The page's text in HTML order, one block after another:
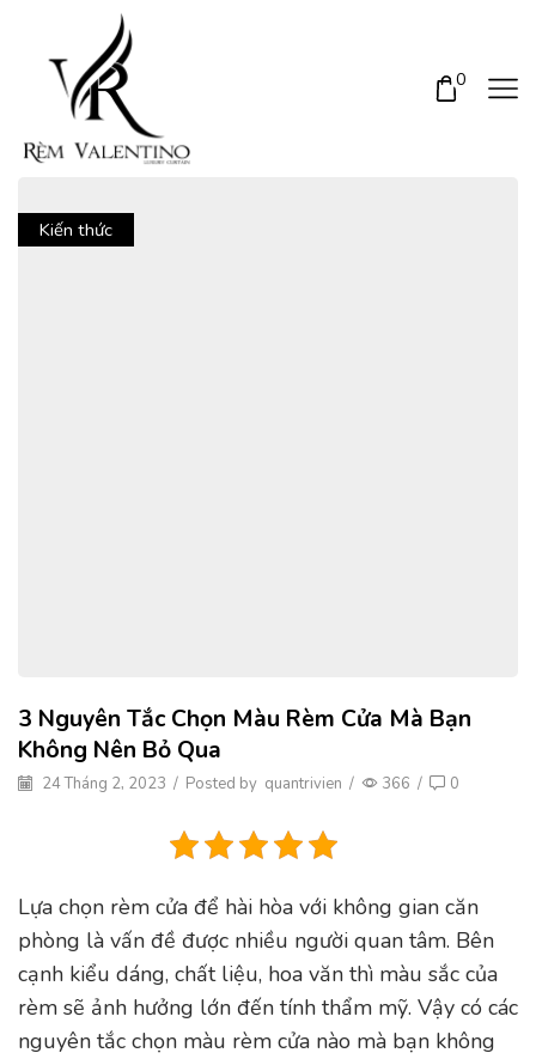
0
Kiến thức
3 Nguyên Tắc Chọn Màu Rèm Cửa Mà Bạn
Không Nên Bỏ Qua
24 Tháng 2, 2023 / Posted by quantrivien / 366 / 0
Lựa chọn rèm cửa để hài hòa với không gian căn
phòng là vấn đề được nhiều người quan tâm. Bên
cạnh kiểu dáng, chất liệu, hoa văn thì màu sắc của
rèm sẽ ảnh hưởng lớn đến tính thẩm mỹ. Vậy có các
nguyên tắc chọn màu rèm cửa nào mà bạn không